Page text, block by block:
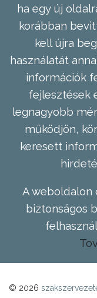
ha egy új
korábban
kell újra
használatát
információk
fejlesztések
legnagyobb
működjön,
keresett
A weboldalon
biztonságos
© 2026